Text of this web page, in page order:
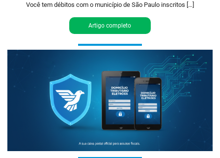
Você tem débitos com o município de São Paulo inscritos […]
Artigo completo